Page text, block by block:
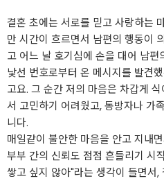
결혼 초에는 서로를 믿고 사랑하는
만 시간이 흐르면서 남편의 행동이
고 어느 날 호기심에 손을 대어 남
낯선 번호로부터 온 메시지를 발견
고요. 그 순간 저의 마음은 차갑게
서 고민하기 어려웠고, 동방자나 가
니다.
매일같이 불안한 마음을 안고 지내
부부 간의 신뢰도 점점 흔들리기 시
쌓고 싶지 않아"라는 생각이 들면서